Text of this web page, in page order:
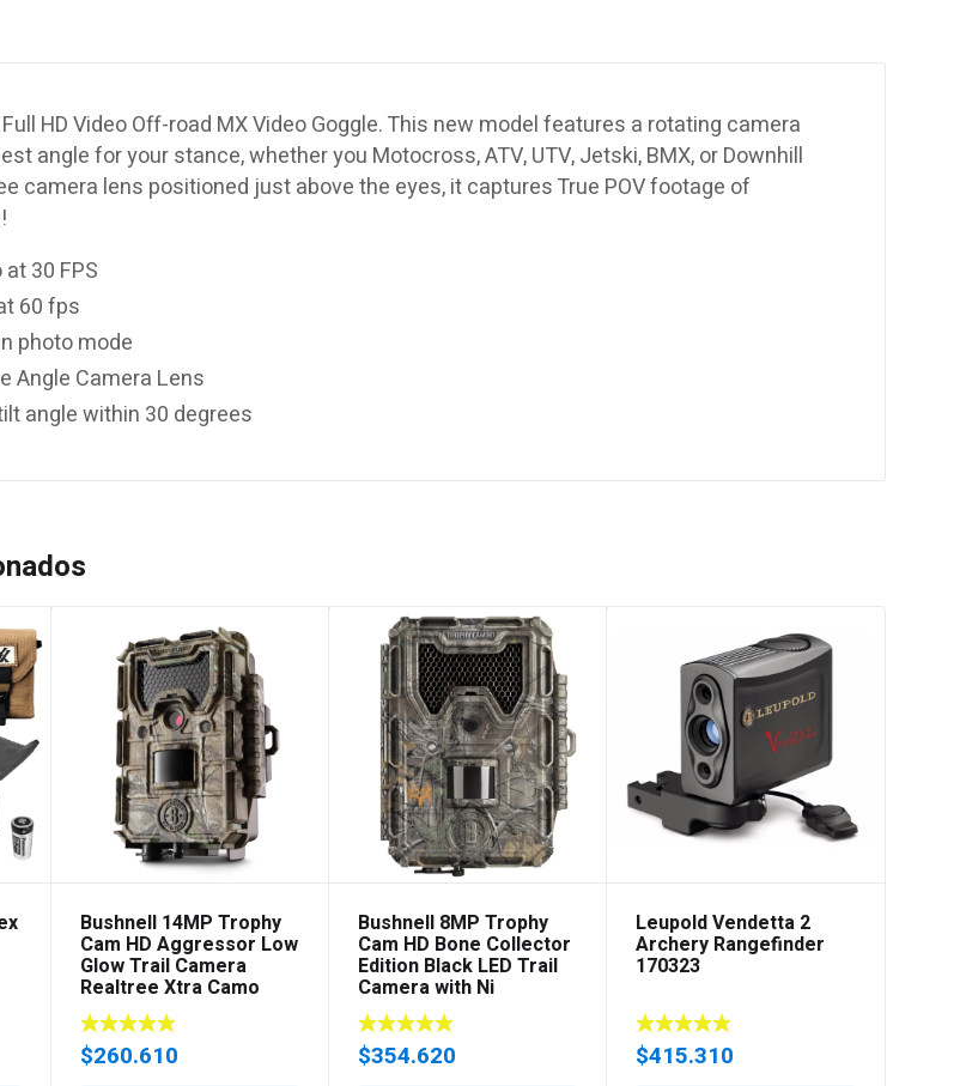
Full HD Video Off-road MX Video Goggle. This new model features a rotating camera
angle for your stance, whether you Motocross, ATV, UTV, Jetski, BMX, or Downhill
camera lens positioned just above the eyes, it captures True POV footage of
30 FPS
60 fps
photo mode
Angle Camera Lens
angle within 30 degrees
Bushnell 14MP Trophy
Cam HD Aggressor Low
Glow Trail Camera
Realtree Xtra Camo
$260.610
Bushnell 8MP Trophy
Cam HD Bone Collector
Edition Black LED Trail
Camera with Ni
$354.620
Leupold Vendetta 2
Archery Rangefinder
170323
$415.310